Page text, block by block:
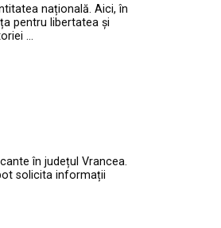
națională. Aici, în
pentru libertatea și
…
în județul Vrancea.
solicita informații